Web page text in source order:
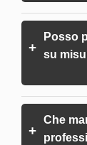
+
Posso
su
+
Che